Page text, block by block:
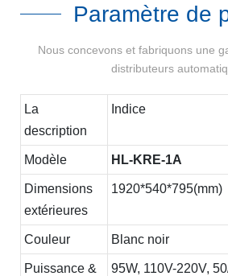
Paramètre de
Nous concevons et fabriquons une
distributeurs
La
description
Indice
Modèle HL-KRE-1A
Dimensions
extérieures
1920*540*795(mm)
Couleur Blanc noir
Puissance &
95W, 110V-220V,